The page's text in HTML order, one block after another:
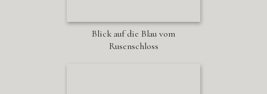
Blick auf die Blau vom
Rusenschloss